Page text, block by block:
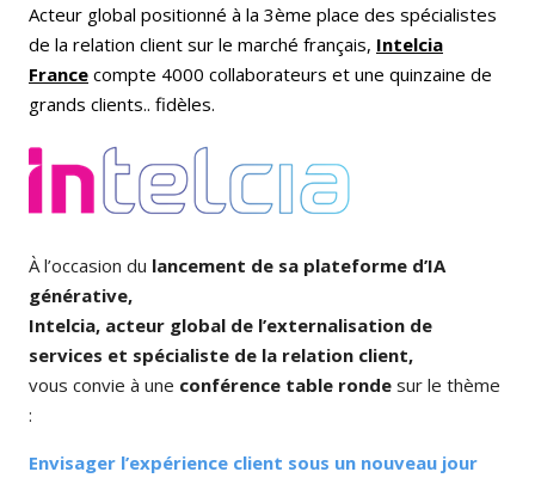
Acteur global positionné à la 3ème place des spécialistes
de la relation client sur le marché français, Intelcia
France compte 4000 collaborateurs et une quinzaine de
grands clients.. fidèles.
À l’occasion du lancement de sa plateforme d’IA
générative,
Intelcia, acteur global de l’externalisation de
services et spécialiste de la relation client,
vous convie à une conférence table ronde sur le thème
:
Envisager l’expérience client sous un nouveau jour